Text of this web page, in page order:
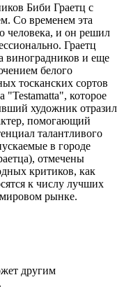
Биби Граетц с
Со временем эта
человека, и он решил
Граетц
виноградников и еще
белого
тосканских сортов
которое
художник отразил
помогающий
талантливого
в городе
отмечены
критиков, как
к числу лучших
рынке.
другим